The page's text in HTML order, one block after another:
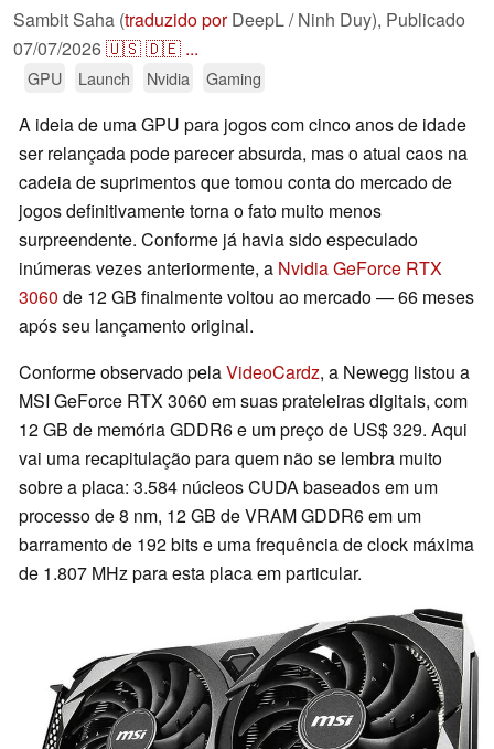
Sambit Saha (traduzido porDeepL / Ninh Duy), Publicado
07/07/2026🇺🇸🇩🇪 ...
GPU Launch Nvidia Gaming
A ideia de uma GPU para jogos com cinco anos de idade
ser relançada pode parecer absurda, mas o atual caos na
cadeia de suprimentos que tomou conta do mercado de
jogos definitivamente torna o fato muito menos
surpreendente. Conforme já havia sido especulado
inúmeras vezes anteriormente, a Nvidia GeForce RTX
3060 de 12 GB finalmente voltou ao mercado — 66 meses
após seu lançamento original.
Conforme observado pelaVideoCardz, a Newegg listou a
MSI GeForce RTX 3060 em suas prateleiras digitais, com
12 GB de memória GDDR6 e um preço de US$ 329. Aqui
vai uma recapitulação para quem não se lembra muito
sobre a placa: 3.584 núcleos CUDA baseados em um
processo de 8 nm, 12 GB de VRAM GDDR6 em um
barramento de 192 bits e uma frequência de clock máxima
de 1.807 MHz para esta placa em particular.